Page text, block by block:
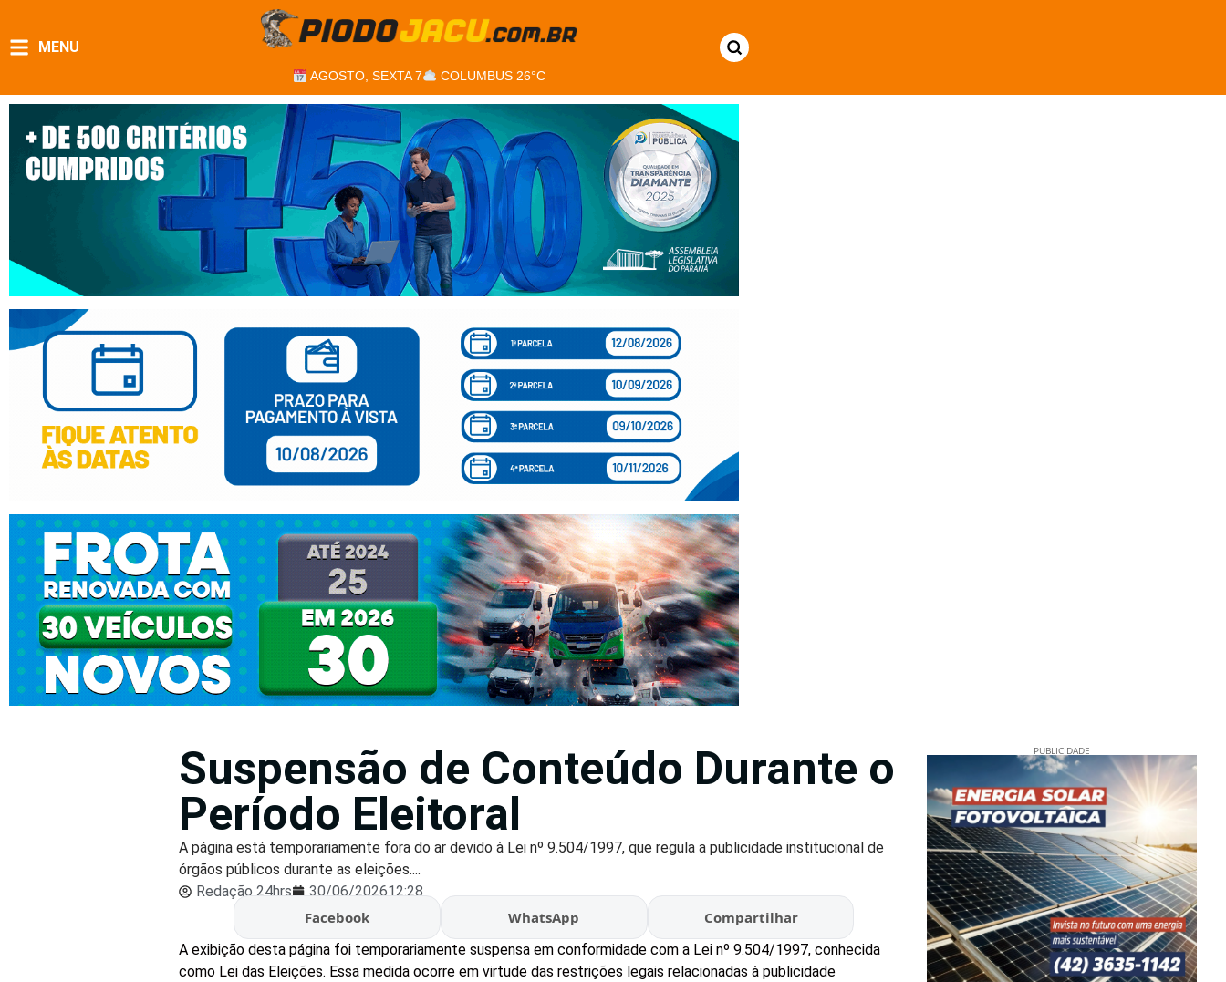
MENU
AGOSTO, SEXTA 7 COLUMBUS 26°C
Suspensão de Conteúdo Durante o
Período Eleitoral
A página está temporariamente fora do ar devido à Lei nº 9.504/1997, que regula a publicidade institucional de
órgãos públicos durante as eleições....
Redação 24hrs
30/06/202612:28
Facebook WhatsApp Compartilhar
A exibição desta página foi temporariamente suspensa em conformidade com a Lei nº 9.504/1997, conhecida
como Lei das Eleições. Essa medida ocorre em virtude das restrições legais relacionadas à publicidade
PUBLICIDADE